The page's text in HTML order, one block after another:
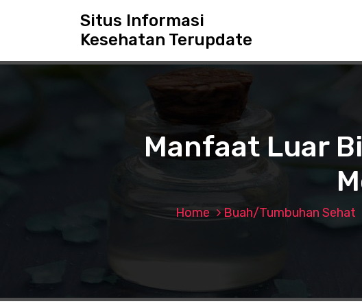
t
Situs Informasi
Kesehatan Terupdate
Manfaat Luar
Home Buah/Tumbuhan Sehat